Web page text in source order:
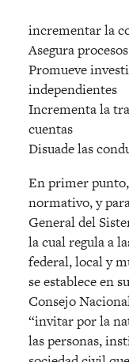
incrementar la
Asegura
Promueve
independientes
Incrementa la
cuentas
Disuade las
En primer
normativo, y
General del
la cual regula a
federal, local y
se establece en
Consejo
“invitar por la
las personas,